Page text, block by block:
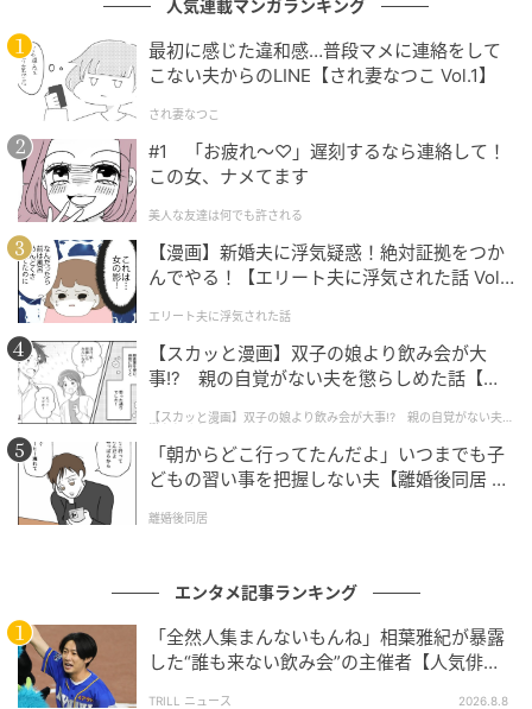
した」と、テレビで見る秋川さんからは想像がつかな
い人間味あふれるエピソードで共演者を笑いに包みま
した。
エピソードを知るとより好きになるかも
大ヒット曲と紅白での熱唱。その裏には、世間の評価
やプロならではのジレンマ、スタッフとの意見の違い
など、多くのストーリーが詰まっていました。印象的
な歌い方は観る人を惹きつけましたが、違和感や賛否
を巻き起こした事実もまた興味深いポイント。一夜に
して街で声をかけられる存在になった本人だからこそ
感じる葛藤も、エピソードから伝わってきます。普段
は見えない舞台裏のドラマや、感じたままに表現した
熱い思いからは、多くの共感や発見を得られるのでは
ないでしょうか。秋川さんの表現者としての“挑戦”を今
#1 「あっ、財布忘れちゃった」「いいよ出
すよ〜！」これが全ての始まりでした
人気連載マンガランキング
最初に感じた違和感…普段マメに連絡をして
こない夫からのLINE【され妻なつこ Vol.1】
され妻なつこ
#1 「お疲れ〜♡」遅刻するなら連絡して！
この女、ナメてます
美人な友達は何でも許される
【漫画】新婚夫に浮気疑惑！絶対証拠をつか
んでやる！【エリート夫に浮気された話 Vol.
エリート夫に浮気された話
【スカッと漫画】双子の娘より飲み会が大
事!? 親の自覚がない夫を懲らしめた話【第1
【スカッと漫画】双子の娘より飲み会が大事!? 親の自覚がない夫を
懲らしめた話
「朝からどこ行ってたんだよ」いつまでも子
どもの習い事を把握しない夫【離婚後同居 Vo
離婚後同居
エンタメ記事ランキング
「全然人集まんないもんね」相葉雅紀が暴露
した“誰も来ない飲み会”の主催者【人気俳
TRILL ニュース 2026.8.8